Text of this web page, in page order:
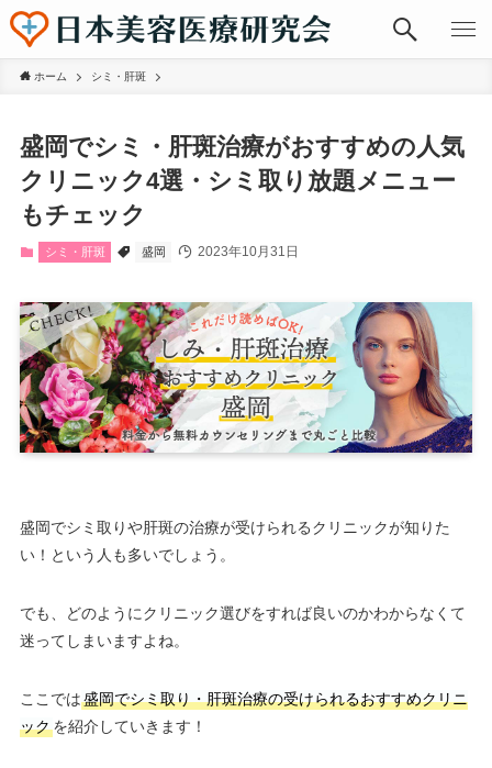
ホーム シミ・肝斑
盛岡でシミ・肝斑治療がおすすめの人気
クリニック4選・シミ取り放題メニュー
もチェック
シミ・肝斑 盛岡 2023年10月31日
盛岡でシミ取りや肝斑の治療が受けられるクリニックが知りた
い！という人も多いでしょう。
でも、どのようにクリニック選びをすれば良いのかわからなくて
迷ってしまいますよね。
ここでは盛岡でシミ取り・肝斑治療の受けられるおすすめクリニ
ックを紹介していきます！